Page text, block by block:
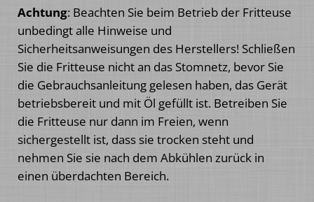
Achtung: Beachten Sie beim Betrieb der Fritteuse
unbedingt alle Hinweise und
Sicherheitsanweisungen des Herstellers! Schließen
Sie die Fritteuse nicht an das Stomnetz, bevor Sie
die Gebrauchsanleitung gelesen haben, das Gerät
betriebsbereit und mit Öl gefüllt ist. Betreiben Sie
die Fritteuse nur dann im Freien, wenn
sichergestellt ist, dass sie trocken steht und
nehmen Sie sie nach dem Abkühlen zurück in
einen überdachten Bereich.